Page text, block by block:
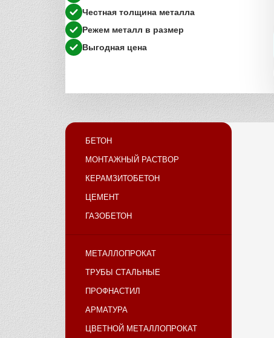
Честная толщина металла
Режем металл в размер
Выгодная цена
БЕТОН
МОНТАЖНЫЙ РАСТВОР
КЕРАМЗИТОБЕТОН
ЦЕМЕНТ
ГАЗОБЕТОН
МЕТАЛЛОПРОКАТ
ТРУБЫ СТАЛЬНЫЕ
ПРОФНАСТИЛ
АРМАТУРА
ЦВЕТНОЙ МЕТАЛЛОПРОКАТ